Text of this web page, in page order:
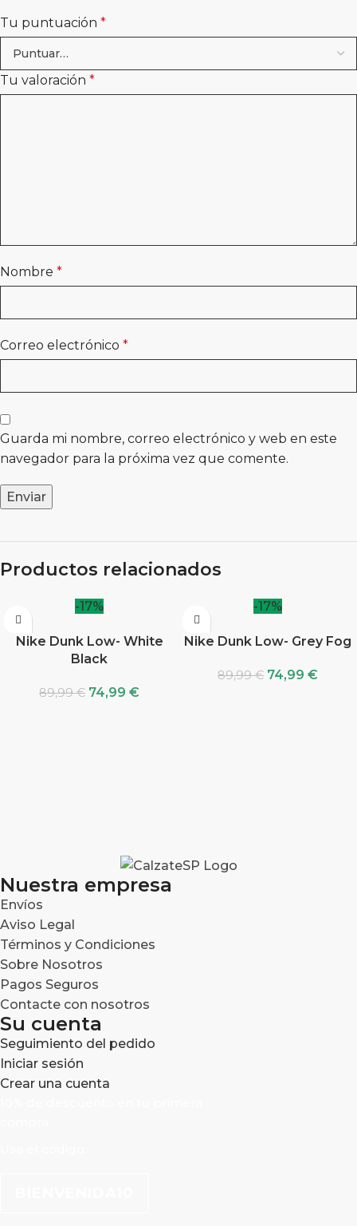
Tu puntuación *
Tu valoración *
Nombre *
Correo electrónico *
Guarda mi nombre, correo electrónico y web en este
navegador para la próxima vez que comente.
Productos relacionados
-17%
Nike Dunk Low- White
Black
89,99€ 74,99 €
-17%
Nike Dunk Low- Grey Fog
89,99€ 74,99 €
Nuestra empresa
Envíos
Aviso Legal
Términos y Condiciones
Sobre Nosotros
Pagos Seguros
Contacte con nosotros
Su cuenta
Seguimiento del pedido
Iniciar sesión
Crear una cuenta